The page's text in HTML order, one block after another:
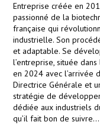
Entreprise créée en
passionné de la
française qui
industrielle. Son
et adaptable. Se
l’entreprise, située
en 2024 avec l’arrivée
Directrice Générale et
stratégie de
dédiée aux industriels
qu’il fait bon de suivre…